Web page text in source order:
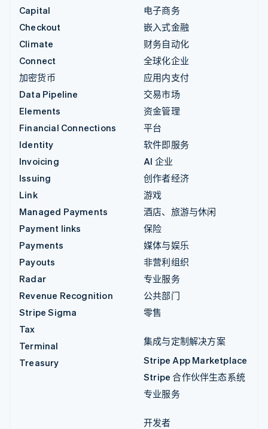
Capital
Checkout
Climate
Connect
加密货币
Data Pipeline
Elements
Financial Connections
Identity
Invoicing
Issuing
Link
Managed Payments
Payment links
Payments
Payouts
Radar
Revenue Recognition
Stripe Sigma
Tax
Terminal
Treasury
电子商务
嵌入式金融
财务自动化
全球化企业
应用内支付
交易市场
资金管理
平台
软件即服务
AI 企业
创作者经济
游戏
酒店、旅游与休闲
保险
媒体与娱乐
非营利组织
专业服务
公共部门
零售
集成与定制解决方案
Stripe App Marketplace
Stripe 合作伙伴生态系统
专业服务
开发者